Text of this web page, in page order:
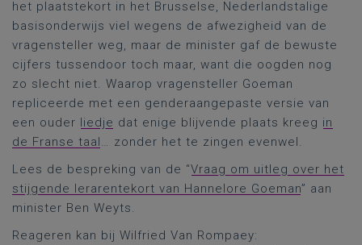
het plaatstekort in het Brusselse, Nederlandstalige
basisonderwijs viel wegens de afwezigheid van de
vragensteller weg, maar de minister gaf de bewuste
cijfers tussendoor toch maar, want die oogden nog
zo slecht niet. Waarop vragensteller Goeman
repliceerde met een genderaangepaste versie van
een ouder liedje dat enige blijvende plaats kreeg in
de Franse taal… zonder het te zingen evenwel.
Lees de bespreking van de “Vraag om uitleg over het
stijgende lerarentekort van Hannelore Goeman” aan
minister Ben Weyts.
Reageren kan bij Wilfried Van Rompaey: